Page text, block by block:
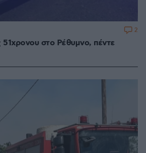
στο Ρέθυμνο, πέντε
2